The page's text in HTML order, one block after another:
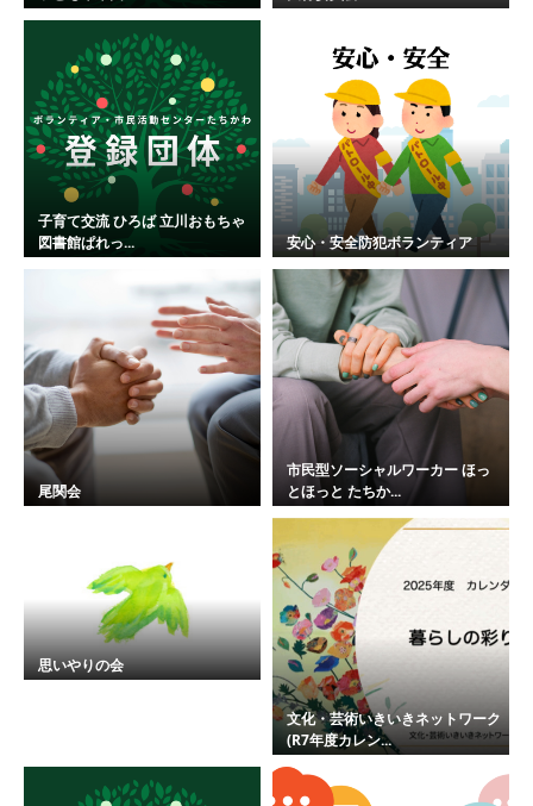
子育て交流 ひろば 立川おもちゃ
図書館ぱれっ...
安心・安全防犯ボランティア
尾関会
市民型ソーシャルワーカー ほっ
とほっと たちか...
思いやりの会
文化・芸術いきいきネットワーク
(R7年度カレン...